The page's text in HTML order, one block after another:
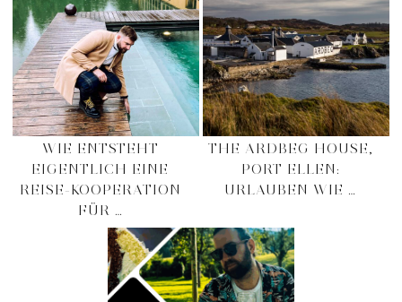
WIE ENTSTEHT
EIGENTLICH EINE
REISE-KOOPERATION
FÜR …
THE ARDBEG HOUSE,
PORT ELLEN:
URLAUBEN WIE …